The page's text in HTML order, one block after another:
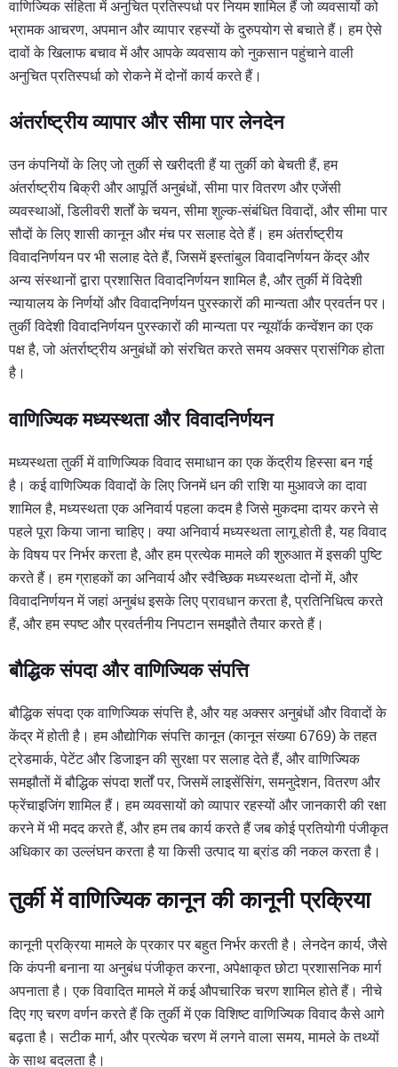
वाणिज्यिक संहिता में अनुचित प्रतिस्पर्धा पर नियम शामिल हैं जो व्यवसायों को
भ्रामक आचरण, अपमान और व्यापार रहस्यों के दुरुपयोग से बचाते हैं। हम ऐसे
दावों के खिलाफ बचाव में और आपके व्यवसाय को नुकसान पहुंचाने वाली
अनुचित प्रतिस्पर्धा को रोकने में दोनों कार्य करते हैं।
अंतर्राष्ट्रीय व्यापार और सीमा पार लेनदेन
उन कंपनियों के लिए जो तुर्की से खरीदती हैं या तुर्की को बेचती हैं, हम
अंतर्राष्ट्रीय बिक्री और आपूर्ति अनुबंधों, सीमा पार वितरण और एजेंसी
व्यवस्थाओं, डिलीवरी शर्तों के चयन, सीमा शुल्क-संबंधित विवादों, और सीमा पार
सौदों के लिए शासी कानून और मंच पर सलाह देते हैं। हम अंतर्राष्ट्रीय
विवादनिर्णयन पर भी सलाह देते हैं, जिसमें इस्तांबुल विवादनिर्णयन केंद्र और
अन्य संस्थानों द्वारा प्रशासित विवादनिर्णयन शामिल है, और तुर्की में विदेशी
न्यायालय के निर्णयों और विवादनिर्णयन पुरस्कारों की मान्यता और प्रवर्तन पर।
तुर्की विदेशी विवादनिर्णयन पुरस्कारों की मान्यता पर न्यूयॉर्क कन्वेंशन का एक
पक्ष है, जो अंतर्राष्ट्रीय अनुबंधों को संरचित करते समय अक्सर प्रासंगिक होता
है।
वाणिज्यिक मध्यस्थता और विवादनिर्णयन
मध्यस्थता तुर्की में वाणिज्यिक विवाद समाधान का एक केंद्रीय हिस्सा बन गई
है। कई वाणिज्यिक विवादों के लिए जिनमें धन की राशि या मुआवजे का दावा
शामिल है, मध्यस्थता एक अनिवार्य पहला कदम है जिसे मुकदमा दायर करने से
पहले पूरा किया जाना चाहिए। क्या अनिवार्य मध्यस्थता लागू होती है, यह विवाद
के विषय पर निर्भर करता है, और हम प्रत्येक मामले की शुरुआत में इसकी पुष्टि
करते हैं। हम ग्राहकों का अनिवार्य और स्वैच्छिक मध्यस्थता दोनों में, और
विवादनिर्णयन में जहां अनुबंध इसके लिए प्रावधान करता है, प्रतिनिधित्व करते
हैं, और हम स्पष्ट और प्रवर्तनीय निपटान समझौते तैयार करते हैं।
बौद्धिक संपदा और वाणिज्यिक संपत्ति
बौद्धिक संपदा एक वाणिज्यिक संपत्ति है, और यह अक्सर अनुबंधों और विवादों के
केंद्र में होती है। हम औद्योगिक संपत्ति कानून (कानून संख्या 6769) के तहत
ट्रेडमार्क, पेटेंट और डिजाइन की सुरक्षा पर सलाह देते हैं, और वाणिज्यिक
समझौतों में बौद्धिक संपदा शर्तों पर, जिसमें लाइसेंसिंग, समनुदेशन, वितरण और
फ्रेंचाइजिंग शामिल हैं। हम व्यवसायों को व्यापार रहस्यों और जानकारी की रक्षा
करने में भी मदद करते हैं, और हम तब कार्य करते हैं जब कोई प्रतियोगी पंजीकृत
अधिकार का उल्लंघन करता है या किसी उत्पाद या ब्रांड की नकल करता है।
तुर्की में वाणिज्यिक कानून की कानूनी प्रक्रिया
कानूनी प्रक्रिया मामले के प्रकार पर बहुत निर्भर करती है। लेनदेन कार्य, जैसे
कि कंपनी बनाना या अनुबंध पंजीकृत करना, अपेक्षाकृत छोटा प्रशासनिक मार्ग
अपनाता है। एक विवादित मामले में कई औपचारिक चरण शामिल होते हैं। नीचे
दिए गए चरण वर्णन करते हैं कि तुर्की में एक विशिष्ट वाणिज्यिक विवाद कैसे आगे
बढ़ता है। सटीक मार्ग, और प्रत्येक चरण में लगने वाला समय, मामले के तथ्यों
के साथ बदलता है।